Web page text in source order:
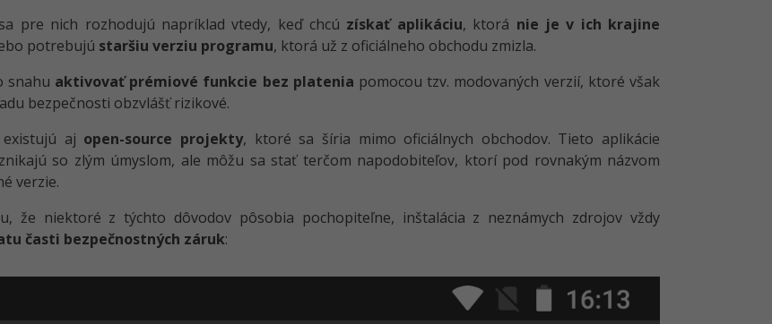
pre nich rozhodujú napríklad vtedy, keď chcú získať aplikáciu, ktorá nie je v ich krajine
potrebujú staršiu verziu programu, ktorá už z oficiálneho obchodu zmizla.
snahu aktivovať prémiové funkcie bez platenia pomocou tzv. modovaných verzií, ktoré však
bezpečnosti obzvlášť rizikové.
aj open-source projekty, ktoré sa šíria mimo oficiálnych obchodov. Tieto aplikácie
so zlým úmyslom, ale môžu sa stať terčom napodobiteľov, ktorí pod rovnakým názvom
verzie.
že niektoré z týchto dôvodov pôsobia pochopiteľne, inštalácia z neznámych zdrojov vždy
časti bezpečnostných záruk: